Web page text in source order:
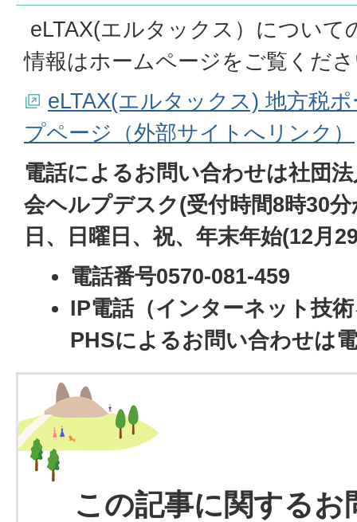
eLTAX(エルタックス）について
情報はホームページをご覧くだ
eLTAX(エルタックス) 地方税
プページ（外部サイトへリンク）
電話によるお問い合わせは社団
会ヘルプデスク(受付時間8時30
日、日曜日、祝、年末年始(12月
電話番号0570-081-459
IP電話（インターネット技
PHSによるお問い合わせは
この記事に関するお